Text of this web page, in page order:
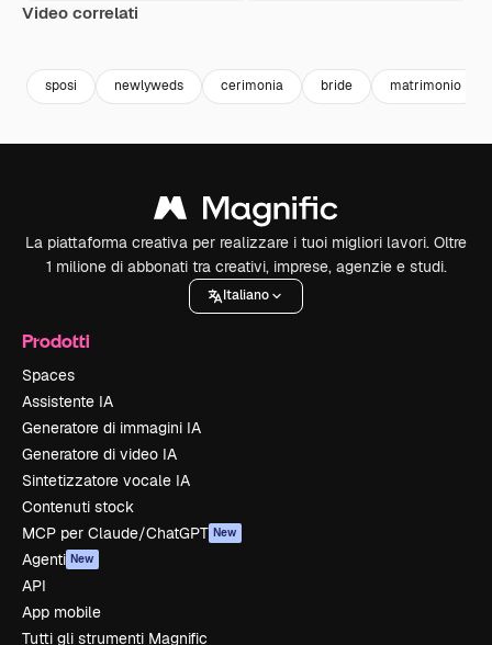
Video correlati
sposi newlyweds cerimonia bride matrimonio
La piattaforma creativa per realizzare i tuoi migliori lavori. Oltre
1 milione di abbonati tra creativi, imprese, agenzie e studi.
Italiano
Prodotti
Spaces
Assistente IA
Generatore di immagini IA
Generatore di video IA
Sintetizzatore vocale IA
Contenuti stock
MCP per Claude/ChatGPT New
Agenti New
API
App mobile
Tutti gli strumenti Magnific